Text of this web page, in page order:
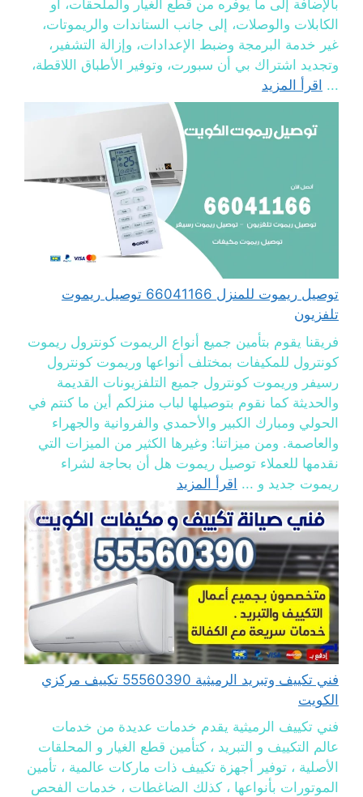
بالإضافة إلى ما يوفره من قطع الغيار والملحقات، أو
الكابلات والوصلات، إلى جانب الستاندات والريموتات،
غير خدمة البرمجة وضبط الإعدادات، وإزالة التشفير،
وتجديد اشتراك بي أن سبورت، وتوفير الأطباق اللاقطة،
... اقرأ المزيد
توصيل ريموت للمنزل 66041166 توصيل ريموت
تلفزيون
فريقنا يقوم بتأمين جميع أنواع الريموت كونترول ريموت
كونترول للمكيفات بمختلف أنواعها وريموت كونترول
رسيفر وريموت كونترول جميع التلفزيونات القديمة
والحديثة كما نقوم بتوصيلها لباب منزلكم أين ما كنتم في
الحولي ومبارك الكبير والأحمدي والفروانية والجهراء
والعاصمة. ومن ميزاتنا: وغيرها الكثير من الميزات التي
نقدمها للعملاء توصيل ريموت هل أن بحاجة لشراء
ريموت جديد و ... اقرأ المزيد
فني تكييف وتبريد الرميثية 55560390 تكييف مركزي
الكويت
فني تكييف الرميثية يقدم خدمات عديدة من خدمات
عالم التكييف و التبريد ، كتأمين قطع الغيار و المحلقات
الأصلية ، توفير أجهزة تكييف ذات ماركات عالمية ، تأمين
الموتورات بأنواعها ، كذلك الضاغطات ، خدمات الفحص